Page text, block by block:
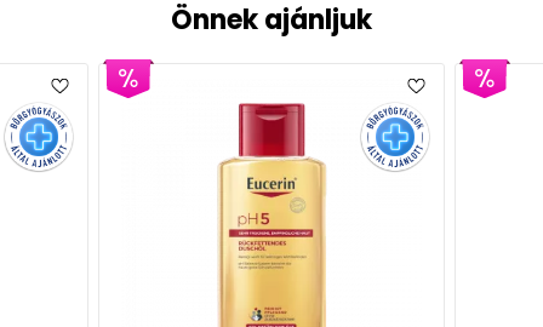
Önnek ajánljuk